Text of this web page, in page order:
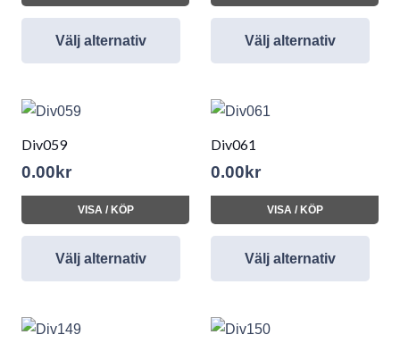
Välj alternativ Välj alternativ
Div059
0.00 kr
VISA / KÖP
Välj alternativ
Div061
0.00 kr
VISA / KÖP
Välj alternativ